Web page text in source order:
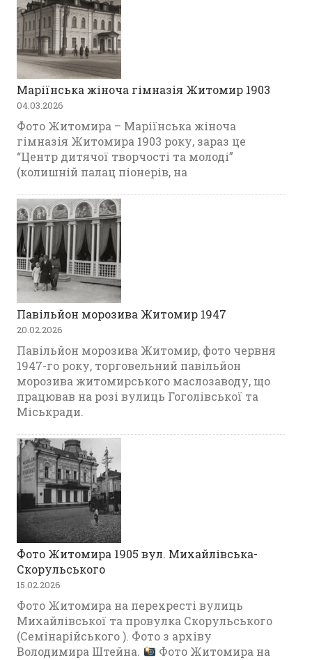
Маріїнська жіноча гімназія Житомир 1903
04.03.2026
Фото Житомира – Маріїнська жіноча
гімназія Житомира 1903 року, зараз це
“Центр дитячої творчості та молоді”
(колишній палац піонерів, на
Павільйон морозива Житомир 1947
20.02.2026
Павільйон морозива Житомир, фото червня
1947-го року, торговельний павільйон
морозива житомирського маслозаводу, що
працював на розі вулиць Гоголівської та
Міськради.
Фото Житомира 1905 вул. Михайлівська-
Скорульського
15.02.2026
Фото Житомира на перехресті вулиць
Михайлівської та провулка Скорульського
(Семінарійського ). Фото з архіву
Володимира Штейна.
Фото Житомира на